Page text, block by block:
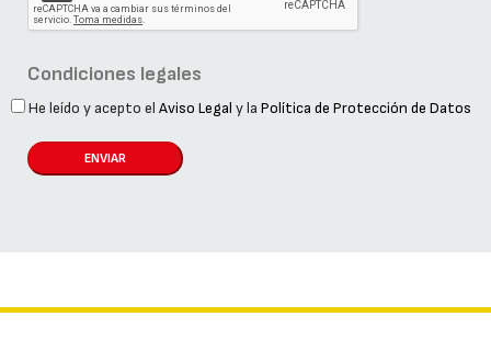
Condiciones legales
He leído y acepto el Aviso Legal y la Política de Protección de Datos
ENVIAR